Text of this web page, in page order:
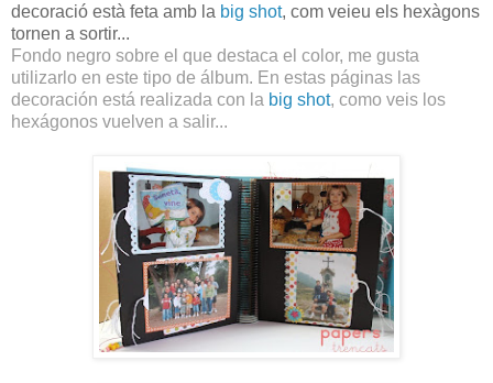
decoració està feta amb la big shot, com veieu els hexàgons
tornen a sortir...
Fondo negro sobre el que destaca el color, me gusta
utilizarlo en este tipo de álbum. En estas páginas las
decoración está realizada con la big shot, como veis los
hexágonos vuelven a salir...